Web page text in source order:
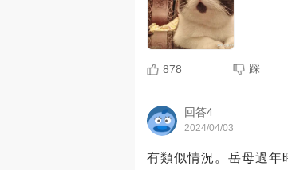
878 踩
回答4
2024/04/03
有類似情況。岳母過年